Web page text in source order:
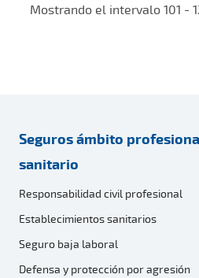
Mostrando el intervalo 101 -
Seguros ámbito
sanitario
Responsabilidad civil profesional
Establecimientos sanitarios
Seguro baja laboral
Defensa y protección por agresión